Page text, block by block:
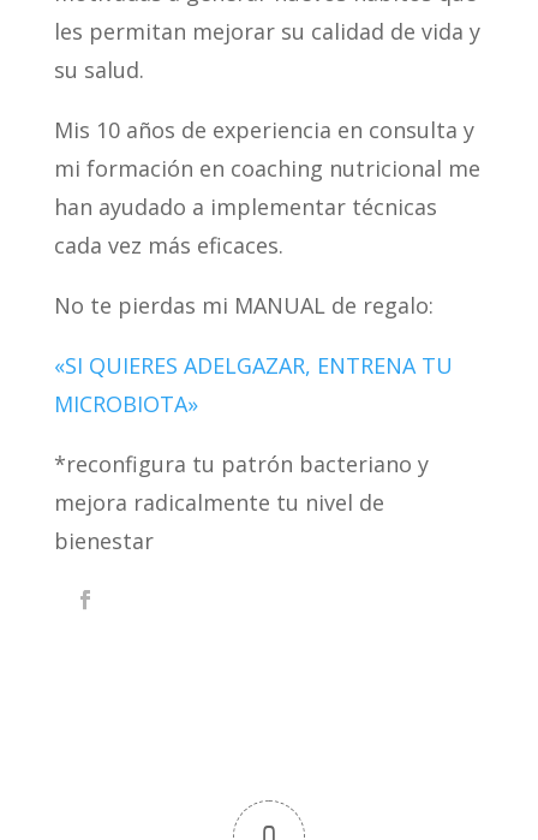
les permitan mejorar su calidad de vida y
su salud.
Mis 10 años de experiencia en consulta y
mi formación en coaching nutricional me
han ayudado a implementar técnicas
cada vez más eficaces.
No te pierdas mi MANUAL de regalo:
«SI QUIERES ADELGAZAR, ENTRENA TU
MICROBIOTA»
*reconfigura tu patrón bacteriano y
mejora radicalmente tu nivel de
bienestar